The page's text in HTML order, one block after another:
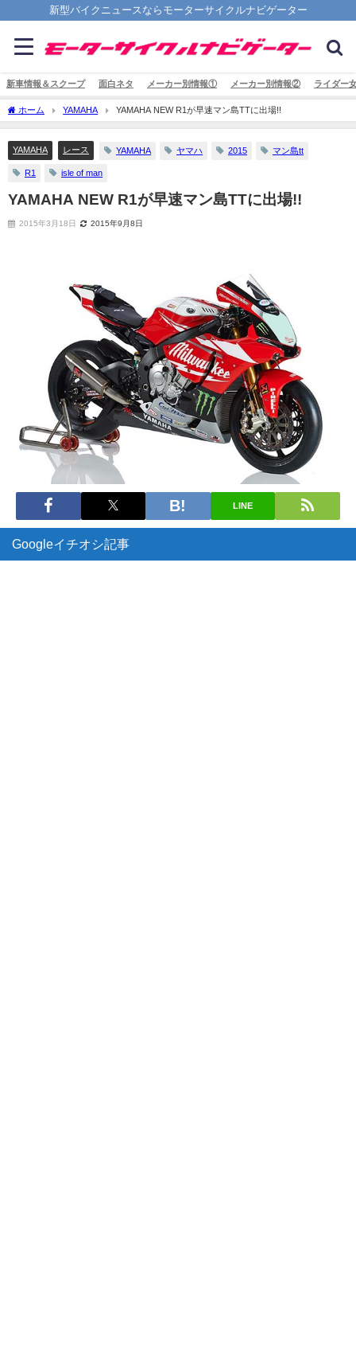
新型バイクニュースならモーターサイクルナビゲーター
新車情報＆スクープ 面白ネタ メーカー別情報① メーカー別情報② ライダー
ホーム YAMAHA YAMAHA NEW R1が早速マン島TTに出場!!
YAMAHA レース YAMAHA ヤマハ 2015 マン島tt
R1 isle of man
YAMAHA NEW R1が早速マン島TTに出場!!
2015年3月18日 2015年9月8日
LINE
Googleイチオシ記事